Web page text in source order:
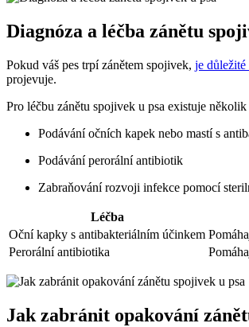
Diagnóza a léčba zánětu
Pokud váš pes trpí zánětem spojivek, je
projevuje.
Pro léčbu zánětu spojivek u psa existuje
Podávání očních kapek nebo mastí s
Podávání perorální antibiotik
Zabraňování rozvoji infekce pomocí
Léčba
Oční kapky s antibakteriálním účinkem
Perorální antibiotika
Jak zabránit opakování